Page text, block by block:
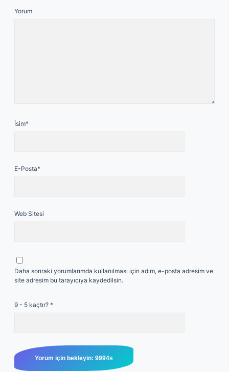
Yorum
İsim*
E-Posta*
Web Sitesi
Daha sonraki yorumlarımda kullanılması için adım, e-posta adresim ve
site adresim bu tarayıcıya kaydedilsin.
9 - 5 kaçtır? *